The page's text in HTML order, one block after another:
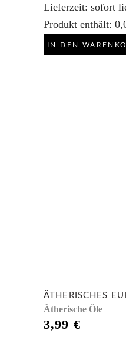
Lieferzeit: sofort
Produkt enthält:
IN DEN
ÄTHERISCHES
Ätherische Öle
3,99 €